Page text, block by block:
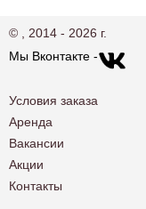
© , 2014 - 2026 г.
Мы Вконтакте -
Условия заказа
Аренда
Вакансии
Акции
Контакты